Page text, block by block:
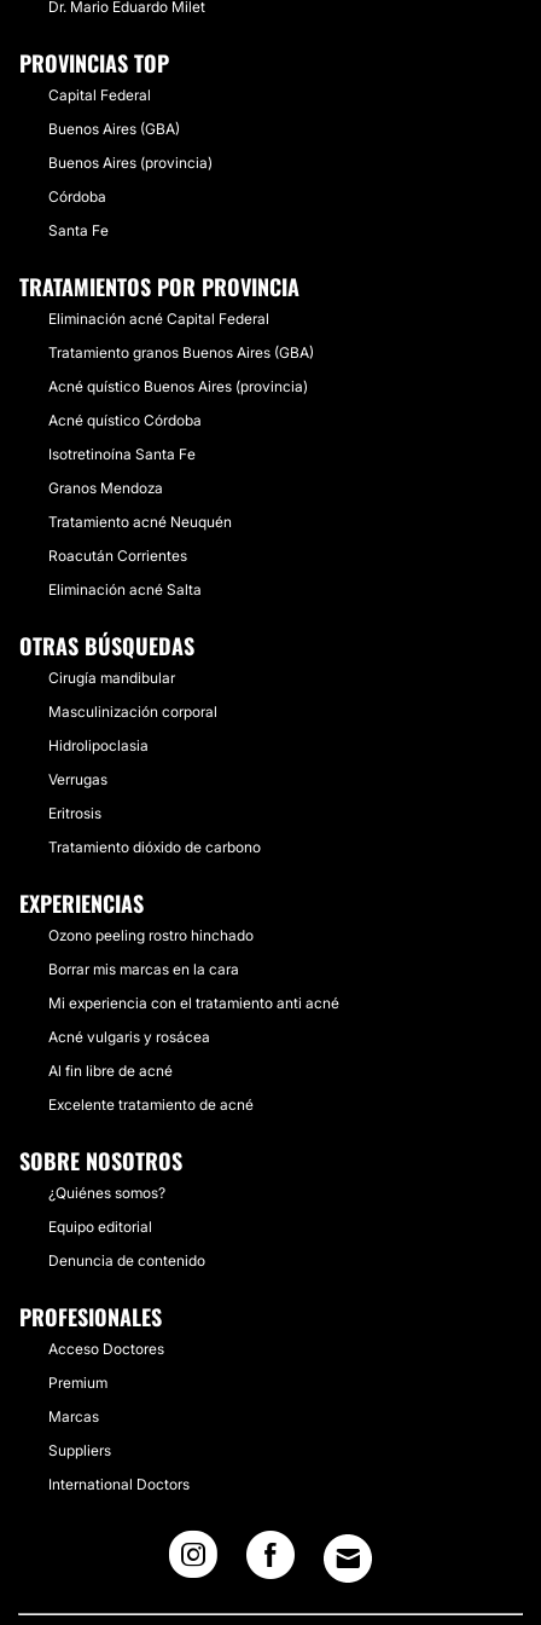
Dr. Mario Eduardo Milet
PROVINCIAS TOP
Capital Federal
Buenos Aires (GBA)
Buenos Aires (provincia)
Córdoba
Santa Fe
TRATAMIENTOS POR PROVINCIA
Eliminación acné Capital Federal
Tratamiento granos Buenos Aires (GBA)
Acné quístico Buenos Aires (provincia)
Acné quístico Córdoba
Isotretinoína Santa Fe
Granos Mendoza
Tratamiento acné Neuquén
Roacután Corrientes
Eliminación acné Salta
OTRAS BÚSQUEDAS
Cirugía mandibular
Masculinización corporal
Hidrolipoclasia
Verrugas
Eritrosis
Tratamiento dióxido de carbono
EXPERIENCIAS
Ozono peeling rostro hinchado
Borrar mis marcas en la cara
Mi experiencia con el tratamiento anti acné
Acné vulgaris y rosácea
Al fin libre de acné
Excelente tratamiento de acné
SOBRE NOSOTROS
¿Quiénes somos?
Equipo editorial
Denuncia de contenido
PROFESIONALES
Acceso Doctores
Premium
Marcas
Suppliers
International Doctors